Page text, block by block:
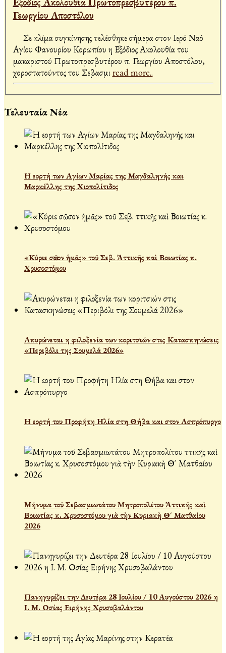
Γεωργίου Αποστόλου
Αγίου Φανουρίου Κορωπίου η Εξόδιος Ακολουθία του
μακαριστού Πρωτοπρεσβυτέρου π. Γεωργίου Αποστόλου,
χοροστατούντος του Σεβασμιread more..
Τελευταία Νέα
Η εορτή των Αγίων Μαρίας της Μαγδαληνής και
Μαρκέλλης της Χιοπολίτιδος
«Κύριε σῶσον ἡμᾶς» τοῦ Σεβ. Ἀττικῆς καὶ Βοιωτίας κ.
Χρυσοστόμου
Ακυρώνεται η φιλοξενία των κοριτσιών στις Κατασκηνώσεις
«Περιβόλι της Σουμελά 2026»
Η εορτή του Προφήτη Ηλία στη Θήβα και στον Ασπρόπυργο
Μήνυμα τοῦ Σεβασμιωτάτου Μητροπολίτου Ἀττικῆς καὶ
Βοιωτίας κ. Χρυσοστόμου γιὰ τὴν Κυριακὴ Θ´ Ματθαίου
2026
Πανηγυρίζει την Δευτέρα 28 Ιουλίου / 10 Αυγούστου 2026 η
Ι. Μ. Οσίας Ειρήνης Χρυσοβαλάντου